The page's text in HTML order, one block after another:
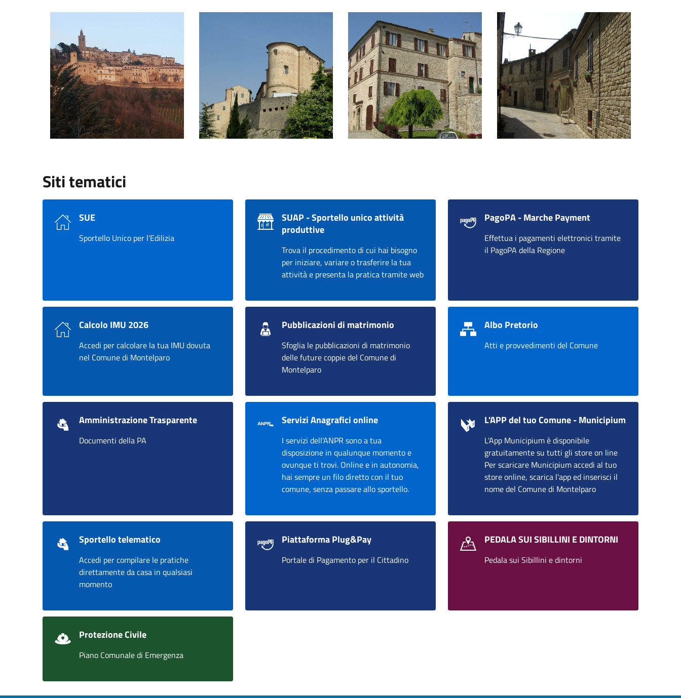
Palazzo Petrocchini Via Castello
Siti tematici
SUE
Sportello Unico per l'Edilizia
SUAP - Sportello unico attività
produttive
Trova il procedimento di cui hai bisogno
per iniziare, variare o trasferire la tua
attività e presenta la pratica tramite web
PagoPA - Marche Payment
Effettua i pagamenti elettronici tramite
il PagoPA della Regione
Calcolo IMU 2026
Accedi per calcolare la tua IMU dovuta
nel Comune di Montelparo
Pubblicazioni di matrimonio
Sfoglia le pubblicazioni di matrimonio
delle future coppie del Comune di
Montelparo
Albo Pretorio
Atti e provvedimenti del Comune
Amministrazione Trasparente
Documenti della PA
Servizi Anagrafici online
I servizi dell'ANPR sono a tua
disposizione in qualunque momento e
ovunque ti trovi. Online e in autonomia,
hai sempre un filo diretto con il tuo
comune, senza passare allo sportello.
L'APP del tuo Comune - Municipium
L'App Municipium è disponibile
gratuitamente su tutti gli store on line
Per scaricare Municipium accedi al tuo
store online, scarica l'app ed inserisci il
nome del Comune di Montelparo
Sportello telematico
Accedi per compilare le pratiche
direttamente da casa in qualsiasi
momento
Piattaforma Plug&Pay
Portale di Pagamento per il Cittadino
PEDALA SUI SIBILLINI E DINTORNI
Pedala sui Sibillini e dintorni
Protezione Civile
Piano Comunale di Emergenza